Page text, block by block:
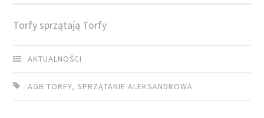
Torfy sprzątają Torfy
AKTUALNOŚCI
AGB TORFY,SPRZĄTANIE ALEKSANDROWA